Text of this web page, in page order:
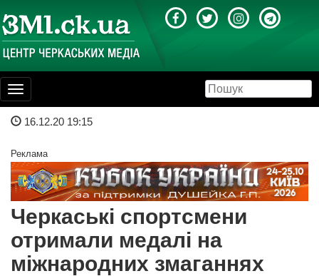
Toggle
navigation
16.12.20 19:15
Реклама
Черкаські спортсмени
отримали медалі на
міжнародних змаганнях